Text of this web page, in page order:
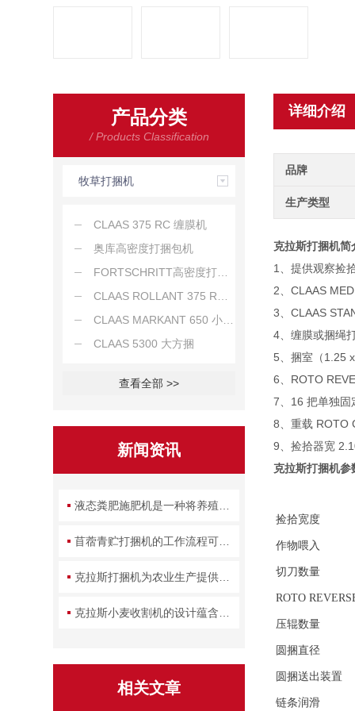
详细介绍
品牌
生产类型
克拉斯打捆机简
1、提供观察捡
2、CLAAS
3、CLAAS
4、缠膜或捆绳
5、捆室（1.25
6、ROTO
7、16 把单独固
8、重载 ROTO
9、捡拾器宽
克拉斯打捆机参
捡拾宽度
作物喂入
切刀数量
ROTO
压辊数量
圆捆直径
圆捆送出装置
链条润滑
产品分类
/ Products Classification
牧草打捆机
CLAAS 375 RC 缠膜机
奥库高密度打捆包机
FORTSCHRITT高密度打捆机 K464
CLAAS ROLLANT 375 RC 圆捆
CLAAS MARKANT 650 小方捆
CLAAS 5300 大方捆
查看全部 >>
新闻资讯
相关文章